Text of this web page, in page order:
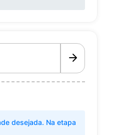
desejada. Na etapa